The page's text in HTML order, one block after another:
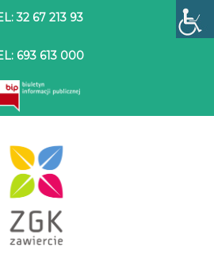
32 67 213 93
693 613 000